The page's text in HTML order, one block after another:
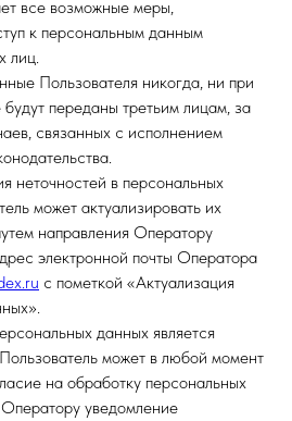
все возможные меры,
к персональным данным
лиц.
Пользователя никогда, ни при
будут переданы третьим лицам, за
связанных с исполнением
неточностей в персональных
может актуализировать их
направления Оператору
электронной почты Оператора
с пометкой «Актуализация
данных является
может в любой момент
на обработку персональных
уведомление